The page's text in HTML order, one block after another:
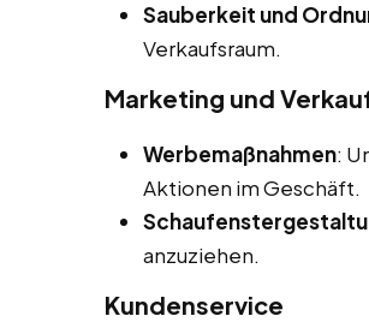
Sauberkeit und
Verkaufsraum.
Marketing und
Werbemaßnahmen:
Aktionen im Geschäft.
anzuziehen.
Kundenservice